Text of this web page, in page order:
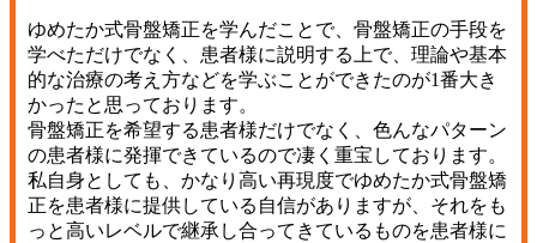
ゆめたか式骨盤矯正を学んだことで、骨盤矯正の手段を
学べただけでなく、患者様に説明する上で、理論や基本
的な治療の考え方などを学ぶことができたのが1番大き
かったと思っております。
骨盤矯正を希望する患者様だけでなく、色んなパターン
の患者様に発揮できているので凄く重宝しております。
私自身としても、かなり高い再現度でゆめたか式骨盤矯
正を患者様に提供している自信がありますが、それをも
っと高いレベルで継承し合ってきているものを患者様に